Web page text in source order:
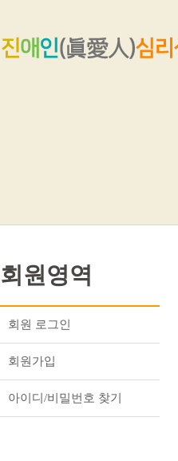
회원영역
회원 로그인
회원가입
아이디/비밀번호 찾기